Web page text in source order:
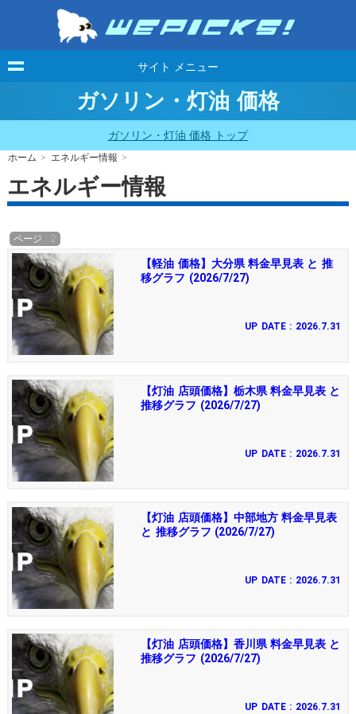
サイト メニュー
ガソリン・灯油 価格
ガソリン・灯油 価格 トップ
ホーム > エネルギー情報 >
エネルギー情報
ページ : 2
【軽油 価格】大分県 料金早見表 と 推
移グラフ (2026/7/27)
UP DATE : 2026.7.31
【灯油 店頭価格】栃木県 料金早見表 と
推移グラフ (2026/7/27)
UP DATE : 2026.7.31
【灯油 店頭価格】中部地方 料金早見表
と 推移グラフ (2026/7/27)
UP DATE : 2026.7.31
【灯油 店頭価格】香川県 料金早見表 と
推移グラフ (2026/7/27)
UP DATE : 2026.7.31